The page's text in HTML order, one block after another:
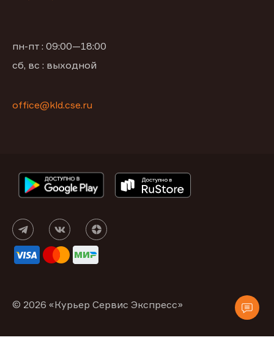
пн-пт : 09:00—18:00
сб, вс : выходной
office@kld.cse.ru
© 2026 «Курьер Сервис Экспресс»